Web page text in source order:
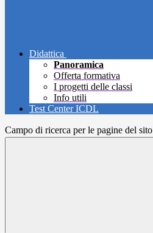
Didattica
Panoramica
Offerta formativa
I progetti delle classi
Info utili
Test Center ICDL
Campo di ricerca per le pagine del sito